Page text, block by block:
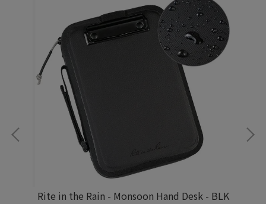
Rite in the Rain - Monsoon Hand Desk - BLK